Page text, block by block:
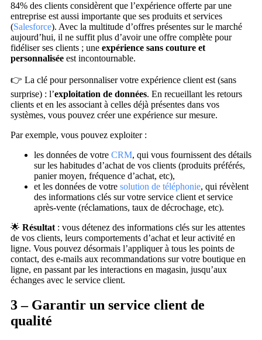
84% des clients considèrent que l’expérience offerte par une
entreprise est aussi importante que ses produits et services
(Salesforce). Avec la multitude d’offres présentes sur le marché
aujourd’hui, il ne suffit plus d’avoir une offre complète pour
fidéliser ses clients ; une expérience sans couture et
personnalisée est incontournable.
👉 La clé pour personnaliser votre expérience client est (sans
surprise) : l’exploitation de données. En recueillant les retours
clients et en les associant à celles déjà présentes dans vos
systèmes, vous pouvez créer une expérience sur mesure.
Par exemple, vous pouvez exploiter :
les données de votre CRM, qui vous fournissent des détails
sur les habitudes d’achat de vos clients (produits préférés,
panier moyen, fréquence d’achat, etc),
et les données de votre solution de téléphonie, qui révèlent
des informations clés sur votre service client et service
après-vente (réclamations, taux de décrochage, etc).
🌟 Résultat: vous détenez des informations clés sur les attentes
de vos clients, leurs comportements d’achat et leur activité en
ligne. Vous pouvez désormais l’appliquer à tous les points de
contact, des e-mails aux recommandations sur votre boutique en
ligne, en passant par les interactions en magasin, jusqu’aux
échanges avec le service client.
3 – Garantir un service client de
qualité